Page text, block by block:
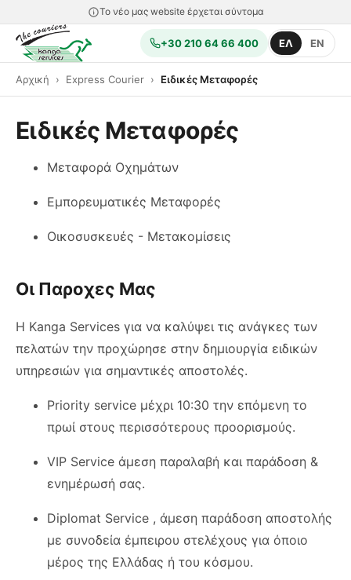
Το νέο μας website έρχεται σύντομα
+30 210 64 66 400 ΕΛ EN
Αρχική Express Courier Ειδικές Μεταφορές
Ειδικές Μεταφορές
Μεταφορά Οχημάτων
Εμπορευματικές Μεταφορές
Οικοσυσκευές - Μετακομίσεις
Οι Παροχες Μας
H Kanga Services για να καλύψει τις ανάγκες των
πελατών την προχώρησε στην δημιουργία ειδικών
υπηρεσιών για σημαντικές αποστολές.
Priority service μέχρι 10:30 την επόμενη το
πρωί στους περισσότερους προορισμούς.
VIP Service άμεση παραλαβή και παράδοση &
ενημέρωσή σας.
Diplomat Service , άμεση παράδοση αποστολής
με συνοδεία έμπειρου στελέχους για όποιο
μέρος της Ελλάδας ή του κόσμου.